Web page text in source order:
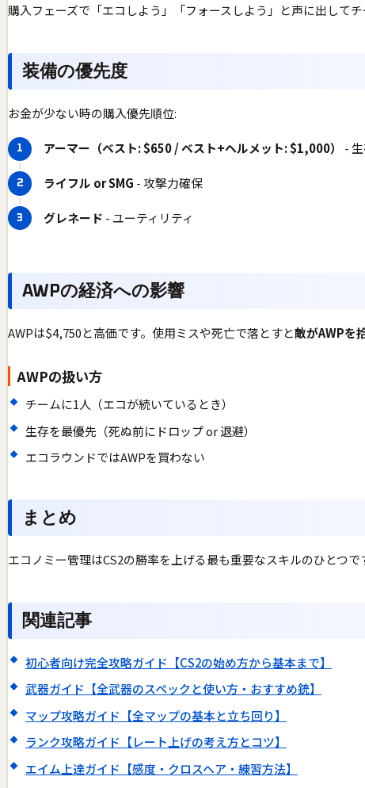
購入フェーズで「エコしよう」「フォースしよう」と声に出してチ
装備の優先度
お金が少ない時の購入優先順位:
アーマー（ベスト: $650 / ベスト+ヘルメット: $1,000） -
ライフル or SMG - 攻撃力確保
グレネード - ユーティリティ
AWPの経済への影響
AWPは$4,750と高価です。使用ミスや死亡で落とすと敵がAWPを
AWPの扱い方
チームに1人（エコが続いているとき）
生存を最優先（死ぬ前にドロップ or 退避）
エコラウンドではAWPを買わない
まとめ
エコノミー管理はCS2の勝率を上げる最も重要なスキルのひとつ
関連記事
初心者向け完全攻略ガイド【CS2の始め方から基本まで】
武器ガイド【全武器のスペックと使い方・おすすめ銃】
マップ攻略ガイド【全マップの基本と立ち回り】
ランク攻略ガイド【レート上げの考え方とコツ】
エイム上達ガイド【感度・クロスヘア・練習方法】